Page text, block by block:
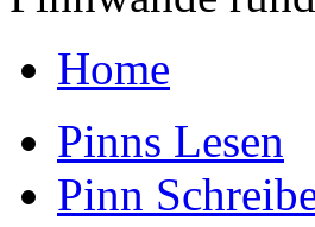
Home
Pinns Lesen
Pinn